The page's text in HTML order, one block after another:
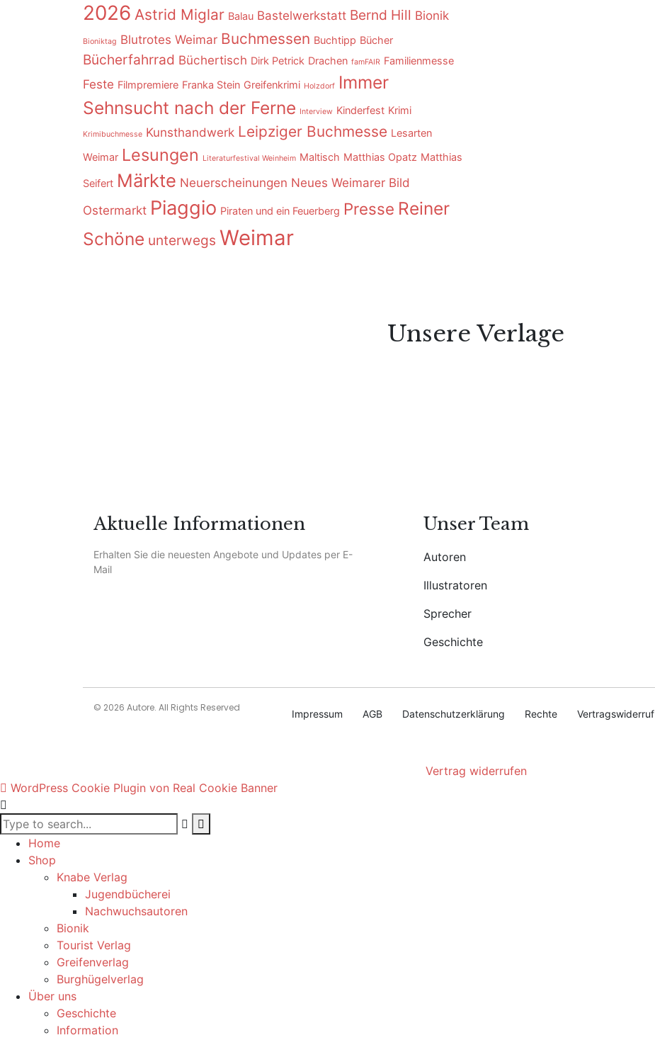
2026 Astrid Miglar Balau Bastelwerkstatt Bernd Hill Bionik
Bioniktag Blutrotes Weimar Buchmessen Buchtipp Bücher
Bücherfahrrad Büchertisch Dirk Petrick Drachen famFAIR Familienmesse
Feste Filmpremiere Franka Stein Greifenkrimi Holzdorf Immer
Sehnsucht nach der Ferne Interview Kinderfest Krimi
Krimibuchmesse Kunsthandwerk Leipziger Buchmesse Lesarten
Weimar Lesungen Literaturfestival Weinheim Maltisch Matthias Opatz Matthias
Seifert Märkte Neuerscheinungen Neues Weimarer Bild
Ostermarkt Piaggio Piraten und ein Feuerberg Presse Reiner
Schöne unterwegs Weimar
Unsere Verlage
Aktuelle Informationen
Erhalten Sie die neuesten Angebote und Updates per E-
Mail
Unser Team
Autoren
Illustratoren
Sprecher
Geschichte
© 2026 Autore. All Rights Reserved
Impressum AGB Datenschutzerklärung Rechte Vertragswiderruf
Vertrag widerrufen
WordPress Cookie Plugin von Real Cookie Banner
Home
Shop
Knabe Verlag
Jugendbücherei
Nachwuchsautoren
Bionik
Tourist Verlag
Greifenverlag
Burghügelverlag
Über uns
Geschichte
Information